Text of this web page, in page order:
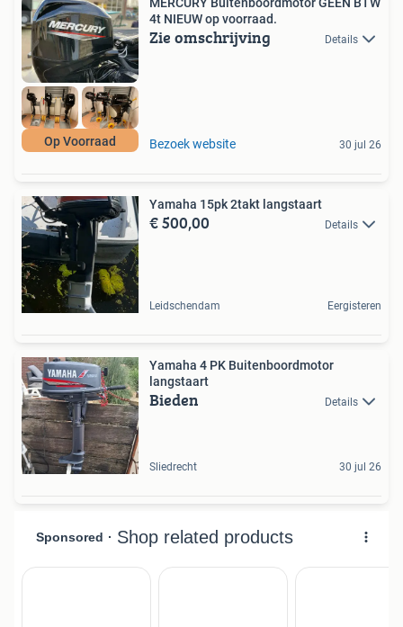
Op Voorraad
4t NIEUW op voorraad.
Zie omschrijving Details
Bezoek website 30 jul 26
Yamaha 15pk 2takt langstaart
€ 500,00 Details
Leidschendam Eergisteren
Yamaha 4 PK Buitenboordmotor
langstaart
Bieden Details
Sliedrecht 30 jul 26